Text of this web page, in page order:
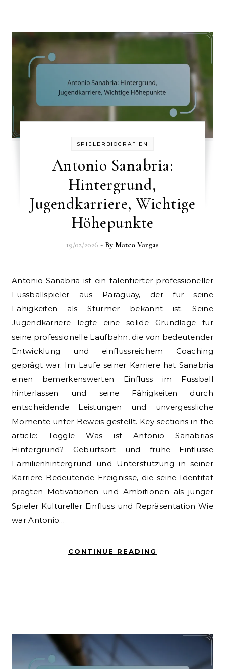
SPIELERBIOGRAFIEN
Antonio Sanabria:
Hintergrund,
Jugendkarriere, Wichtige
Höhepunkte
19/02/2026 - By Mateo Vargas
Antonio Sanabria ist ein talentierter professioneller
Fussballspieler aus Paraguay, der für seine
Fähigkeiten als Stürmer bekannt ist. Seine
Jugendkarriere legte eine solide Grundlage für
seine professionelle Laufbahn, die von bedeutender
Entwicklung und einflussreichem Coaching
geprägt war. Im Laufe seiner Karriere hat Sanabria
einen bemerkenswerten Einfluss im Fussball
hinterlassen und seine Fähigkeiten durch
entscheidende Leistungen und unvergessliche
Momente unter Beweis gestellt. Key sections in the
article: Toggle Was ist Antonio Sanabrias
Hintergrund? Geburtsort und frühe Einflüsse
Familienhintergrund und Unterstützung in seiner
Karriere Bedeutende Ereignisse, die seine Identität
prägten Motivationen und Ambitionen als junger
Spieler Kultureller Einfluss und Repräsentation Wie
war Antonio…
CONTINUE READING